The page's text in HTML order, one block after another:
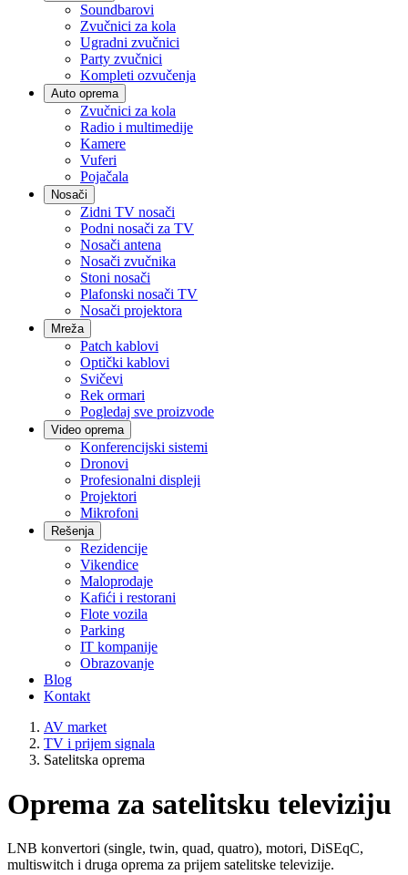
Soundbarovi
Zvučnici za kola
Ugradni zvučnici
Party zvučnici
Kompleti ozvučenja
Auto oprema
Zvučnici za kola
Radio i multimedije
Kamere
Vuferi
Pojačala
Nosači
Zidni TV nosači
Podni nosači za TV
Nosači antena
Nosači zvučnika
Stoni nosači
Plafonski nosači TV
Nosači projektora
Mreža
Patch kablovi
Optički kablovi
Svičevi
Rek ormari
Pogledaj sve proizvode
Video oprema
Konferencijski sistemi
Dronovi
Profesionalni displeji
Projektori
Mikrofoni
Rešenja
Rezidencije
Vikendice
Maloprodaje
Kafići i restorani
Flote vozila
Parking
IT kompanije
Obrazovanje
Blog
Kontakt
AV market
TV i prijem signala
Satelitska oprema
Oprema za satelitsku televiziju
LNB konvertori (single, twin, quad, quatro), motori, DiSEqC,
multiswitch i druga oprema za prijem satelitske televizije.